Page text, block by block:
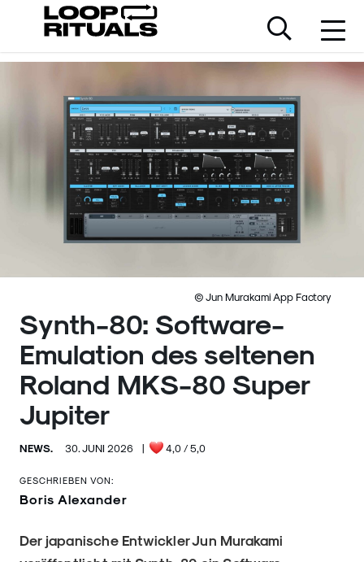
© Jun Murakami App Factory
Synth-80: Software-
Emulation des seltenen
Roland MKS-80 Super
Jupiter
NEWS. 30. JUNI 2026 | 4,0 / 5,0
GESCHRIEBEN VON:
Boris Alexander
Der japanische Entwickler Jun Murakami